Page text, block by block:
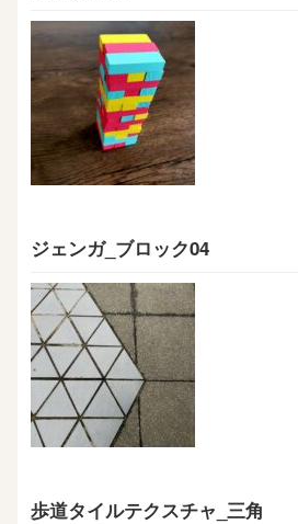
ジェンガ_ブロック04
歩道タイルテクスチャ_三角